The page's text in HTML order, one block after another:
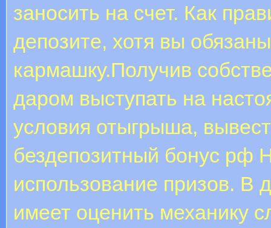
заносить на счет. Как
депозите, хотя вы
кармашку.Получив
даром выступать на
условия отыгрыша,
бездепозитный бонус рф
использование призов. В
имеет оценить механику